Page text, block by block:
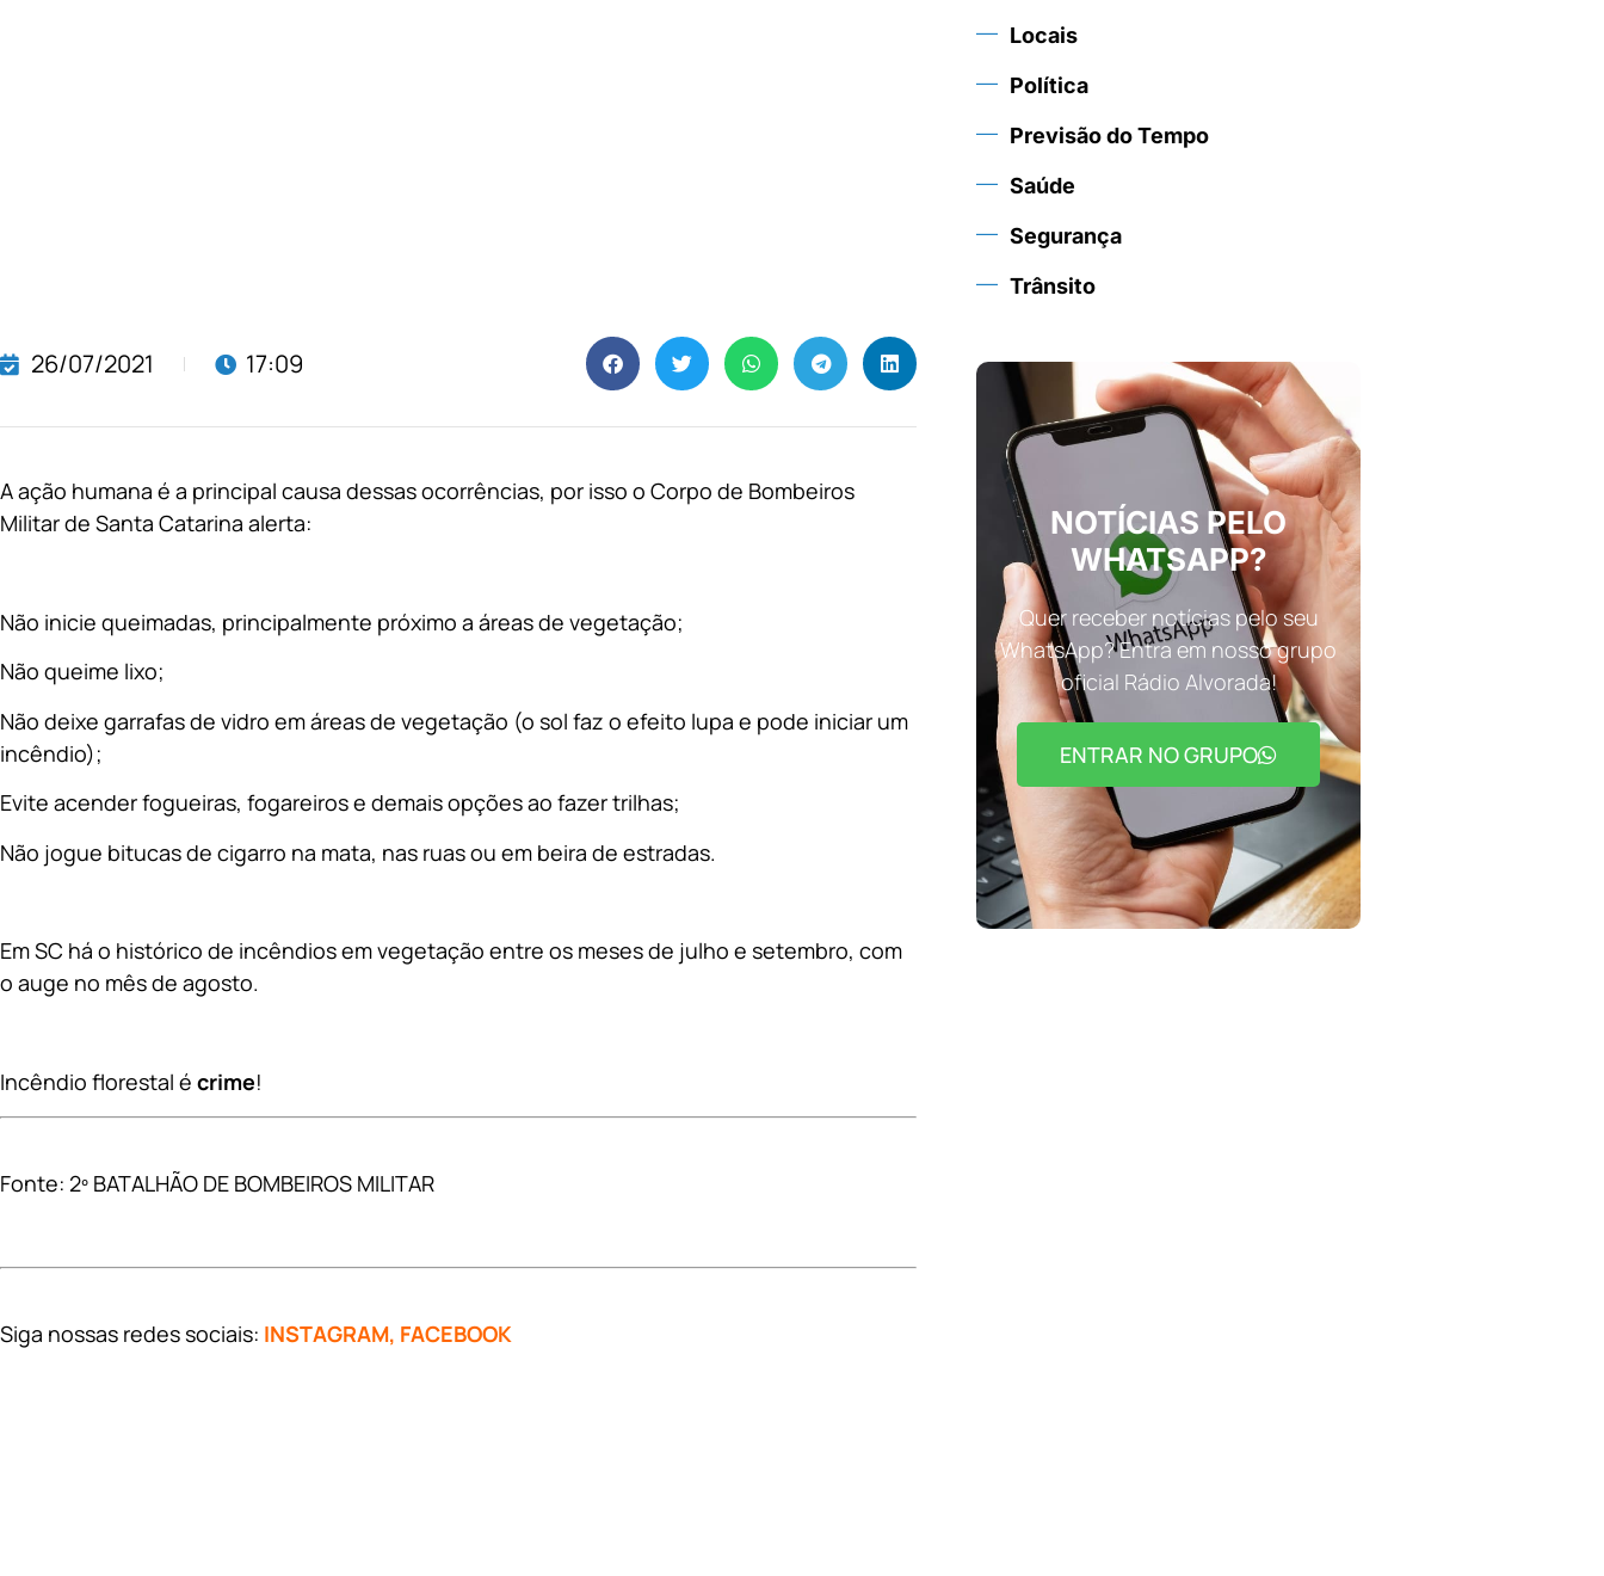
26/07/2021 17:09
A ação humana é a principal causa dessas ocorrências, por isso o Corpo de Bombeiros
Militar de Santa Catarina alerta:
Não inicie queimadas, principalmente próximo a áreas de vegetação;
Não queime lixo;
Não deixe garrafas de vidro em áreas de vegetação (o sol faz o efeito lupa e pode iniciar um
incêndio);
Evite acender fogueiras, fogareiros e demais opções ao fazer trilhas;
Não jogue bitucas de cigarro na mata, nas ruas ou em beira de estradas.
Em SC há o histórico de incêndios em vegetação entre os meses de julho e setembro, com
o auge no mês de agosto.
Incêndio florestal é crime!
Fonte: 2º BATALHÃO DE BOMBEIROS MILITAR
Siga nossas redes sociais: INSTAGRAM, FACEBOOK
Locais
Política
Previsão do Tempo
Saúde
Segurança
Trânsito
NOTÍCIAS PELO
WHATSAPP?
Quer receber notícias pelo seu
WhatsApp? Entra em nosso grupo
oficial Rádio Alvorada!
ENTRAR NO GRUPO